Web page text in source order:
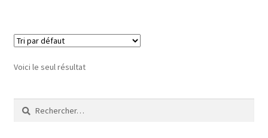
Voici le seul résultat
Rechercher :